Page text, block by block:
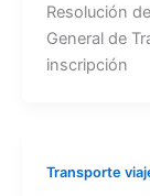
Resolución
General de
inscripción
Transporte